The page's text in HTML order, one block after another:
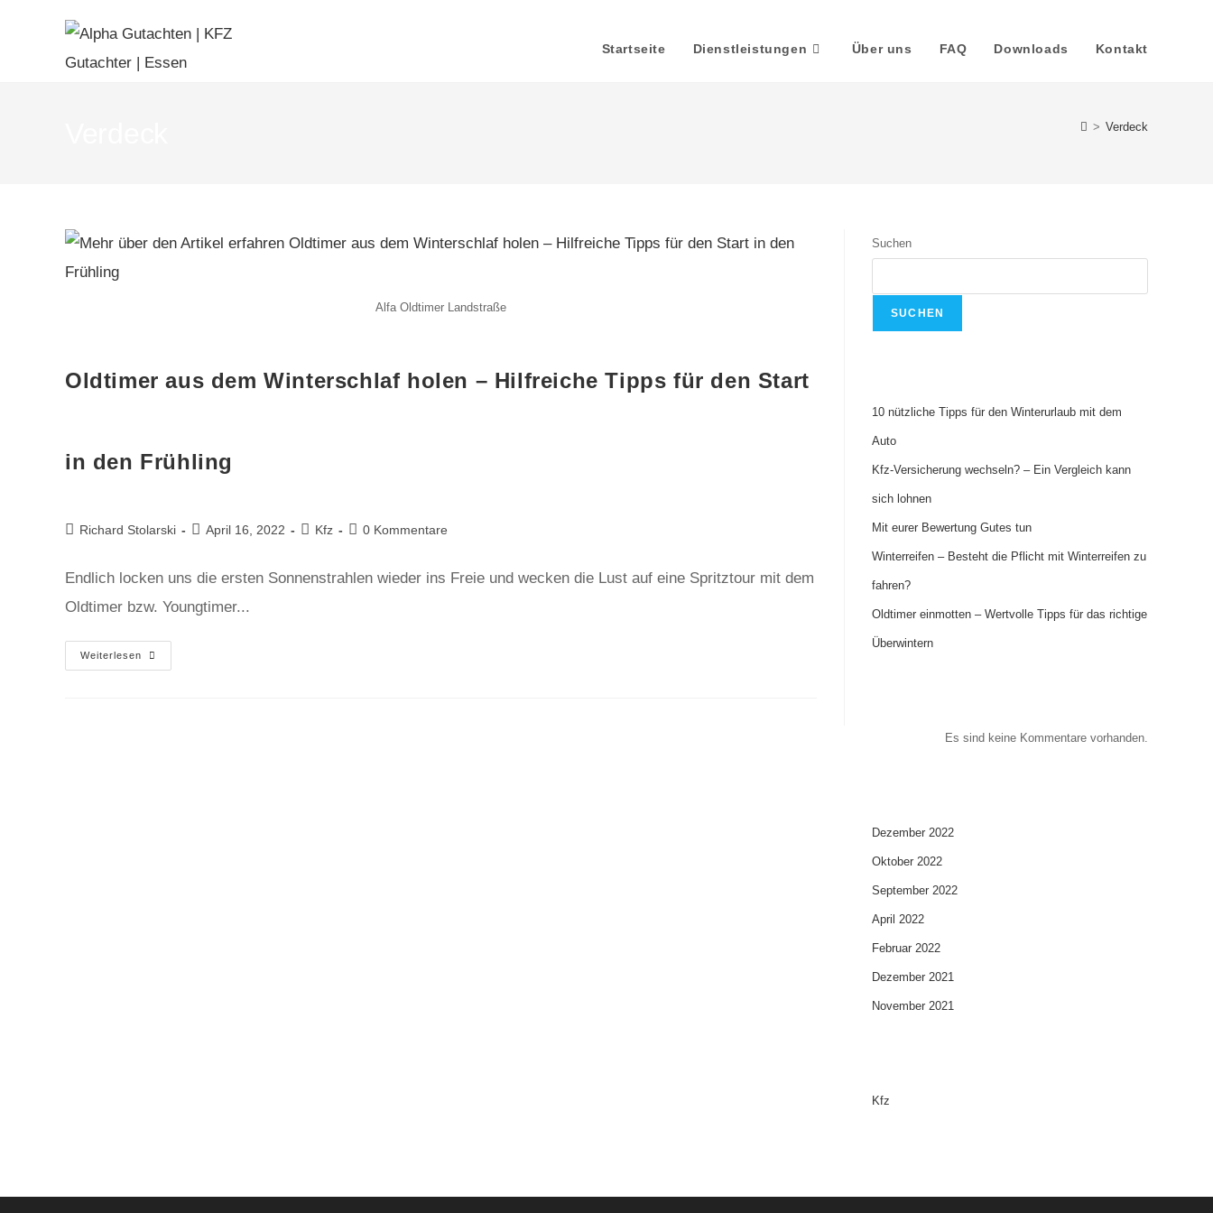
Startseite Dienstleistungen Über uns FAQ Downloads Kontakt
> Verdeck
Alfa Oldtimer Landstraße
Oldtimer aus dem Winterschlaf holen – Hilfreiche Tipps für den Start
in den Frühling
Richard Stolarski April 16, 2022 Kfz 0 Kommentare
Endlich locken uns die ersten Sonnenstrahlen wieder ins Freie und wecken die Lust auf eine Spritztour mit dem
Oldtimer bzw. Youngtimer...
Weiterlesen
Suchen
SUCHEN
10 nützliche Tipps für den Winterurlaub mit dem
Auto
Kfz-Versicherung wechseln? – Ein Vergleich kann
sich lohnen
Mit eurer Bewertung Gutes tun
Winterreifen – Besteht die Pflicht mit Winterreifen zu
fahren?
Oldtimer einmotten – Wertvolle Tipps für das richtige
Überwintern
Es sind keine Kommentare vorhanden.
Dezember 2022
Oktober 2022
September 2022
April 2022
Februar 2022
Dezember 2021
November 2021
Kfz